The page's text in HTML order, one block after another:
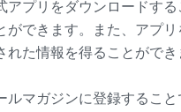
アプリをダウンロードす
ができます。また、アプ
た情報を得ることができ
ルマガジンに登録するこ